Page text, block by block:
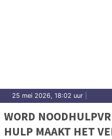
25 mei 2026, 18:02 uur
WORD
HULP MAAKT HET